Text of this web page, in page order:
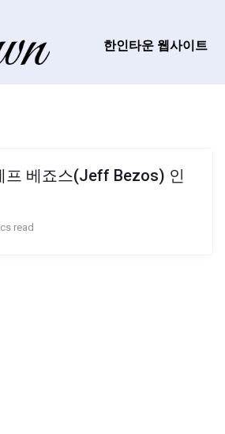
한인타운 웹사이트
프 베죠스(Jeff Bezos) 인
read